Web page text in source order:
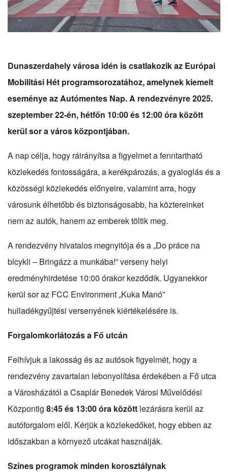
Dunaszerdahely városa idén is csatlakozik az Európai
Mobilitási Hét programsorozatához, amelynek kiemelt
eseménye az Autómentes Nap. A rendezvényre 2025.
szeptember 22-én, hétfőn 10:00 és 12:00 óra között
kerül sor a város központjában.
A nap célja, hogy ráirányítsa a figyelmet a fenntartható
közlekedés fontosságára, a kerékpározás, a gyaloglás és a
közösségi közlekedés előnyeire, valamint arra, hogy
városunk élhetőbb és biztonságosabb, ha köztereinket
nem az autók, hanem az emberek töltik meg.
A rendezvény hivatalos megnyitója és a „Do práce na
bicykli – Bringázz a munkába!” verseny helyi
eredményhirdetése 10:00 órakor kezdődik. Ugyanekkor
kerül sor az FCC Environment „Kuka Manó”
hulladékgyűjtési versenyének kiértékelésére is.
Forgalomkorlátozás a Fő utcán
Felhívjuk a lakosság és az autósok figyelmét, hogy a
rendezvény zavartalan lebonyolítása érdekében a Fő utca
a Városházától a Csaplár Benedek Városi Művelődési
Központig 8:45 és 13:00 óra között lezárásra kerül az
autóforgalom elől. Kérjük a közlekedőket, hogy ebben az
időszakban a környező utcákat használják.
Színes programok minden korosztálynak